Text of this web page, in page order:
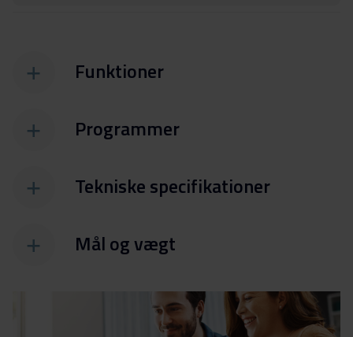
Funktioner
Programmer
Tekniske specifikationer
Mål og vægt